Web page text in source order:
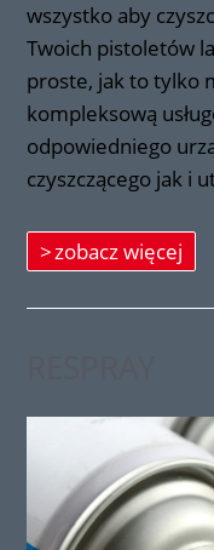
wszystko aby
Twoich pistoletów
proste, jak to tylko
kompleksową
odpowiedniego
czyszczącego jak i
zobacz więcej